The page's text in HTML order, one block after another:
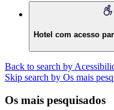
Hotel com acesso
Back to search by
Skip search by Os mais
Os mais pesquisados